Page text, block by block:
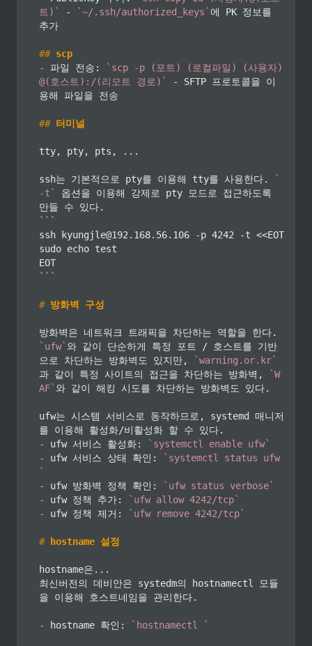
트)`
- `~/.ssh/authorized_keys`에 PK 정보를
추가
## scp
-
파일 전송:
`scp -p (포트) (로컬파일) (사용자)
@(호스트):/(리모트 경로)`
- SFTP 프로토콜을 이
용해 파일을 전송
## 터미널
tty, pty, pts, ...
ssh는 기본적으로 pty를 이용해 tty를 사용한다.
`
-t`
옵션을 이용해 강제로 pty 모드로 접근하도록
```
ssh kyungjle@192.168.56.106 -p 4242 -t <<EOT
sudo echo test
EOT
```
# 방화벽 구성
`ufw` 와 같이 단순하게 특정 포트 / 호스트를 기반
으로 차단하는 방화벽도 있지만,
`warning.or.kr`
과 같이 특정 사이트의 접근을 차단하는 방화벽,
`W
AF` 와 같이 해킹 시도를 차단하는 방화벽도 있다.
ufw는 시스템 서비스로 동작하므로, systemd 매니저
-
ufw 서비스 활성화:
`systemctl enable ufw`
-
ufw 서비스 상태 확인:
`systemctl status ufw
`
-
ufw 방화벽 정책 확인:
`ufw status verbose`
-
ufw 정책 추가:
`ufw allow 4242/tcp`
-
ufw 정책 제거: `ufw remove 4242/tcp`
# hostname 설정
hostname은...
최신버전의 데비안은 systedm의 hostnamectl 모듈
을 이용해 호스트네임을 관리한다.
- hostname 확인: `hostnamectl `